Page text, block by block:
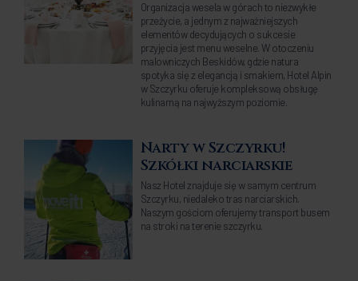
Organizacja wesela w górach to niezwykłe
przeżycie, a jednym z najważniejszych
elementów decydujących o sukcesie
przyjęcia jest menu weselne. W otoczeniu
malowniczych Beskidów, gdzie natura
spotyka się z elegancją i smakiem, Hotel Alpin
w Szczyrku oferuje kompleksową obsługę
kulinarną na najwyższym poziomie.
Narty w Szczyrku!
Szkółki narciarskie
Nasz Hotel znajduje się w samym centrum
Szczyrku, niedaleko tras narciarskich.
Naszym gościom oferujemy transport busem
na stroki na terenie szczyrku.